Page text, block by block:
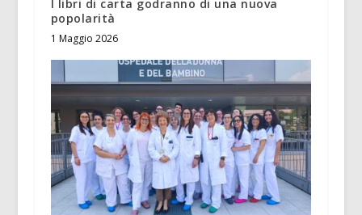
I libri di carta godranno di una nuova
popolarità
1 Maggio 2026